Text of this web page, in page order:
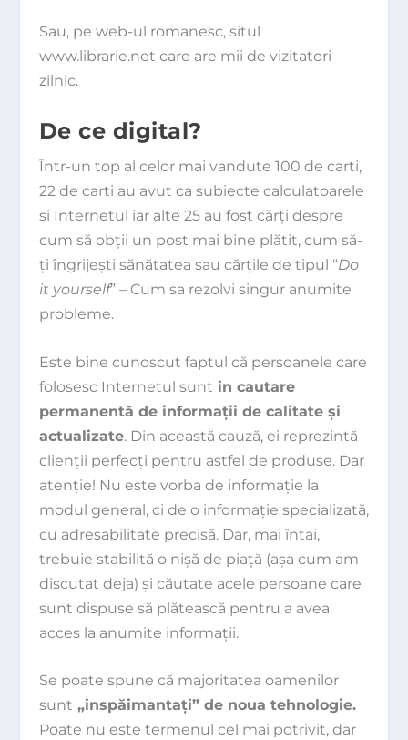
Sau, pe web-ul romanesc, situl
www.librarie.net care are mii de vizitatori
zilnic.
De ce digital?
Într-un top al celor mai vandute 100 de carti,
22 de carti au avut ca subiecte calculatoarele
si Internetul iar alte 25 au fost cărţi despre
cum să obţii un post mai bine plătit, cum să-
ţi îngrijeşti sănătatea sau cărţile de tipul “Do
it yourself” – Cum sa rezolvi singur anumite
probleme.
Este bine cunoscut faptul că persoanele care
folosesc Internetul sunt in cautare
permanentă de informaţii de calitate şi
actualizate. Din această cauză, ei reprezintă
clienţii perfecţi pentru astfel de produse. Dar
atenţie! Nu este vorba de informaţie la
modul general, ci de o informaţie specializată,
cu adresabilitate precisă. Dar, mai întai,
trebuie stabilită o nişă de piaţă (aşa cum am
discutat deja) şi căutate acele persoane care
sunt dispuse să plătească pentru a avea
acces la anumite informaţii.
Se poate spune că majoritatea oamenilor
sunt „inspăimantaţi” de noua tehnologie.
Poate nu este termenul cel mai potrivit, dar